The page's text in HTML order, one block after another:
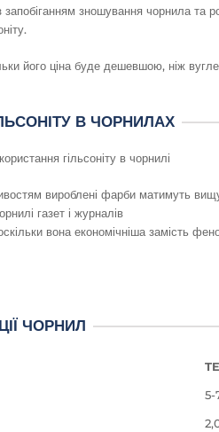
запобіганням зношування чорнила та
його ціна буде дешевшою, ніж
В ЧОРНИЛАХ
гільсоніту в чорнилі
вироблені фарби матимуть вищу
газет і журналів
вона економічніша замість
ЧОРНИЛ
5-